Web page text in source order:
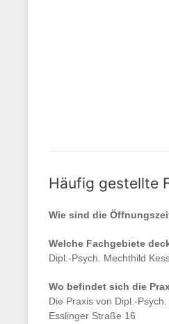
Häufig gestellte
Wie sind die
Welche Fachgebiete
Dipl.-Psych. Mechthild
Wo befindet sich die
Die Praxis von Dipl.-
Esslinger Straße 16